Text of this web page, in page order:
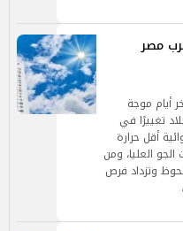
مصر
أيام موجة
تغييرًا في
أقل حرارة
العليا، ومن
وتزداد فرص